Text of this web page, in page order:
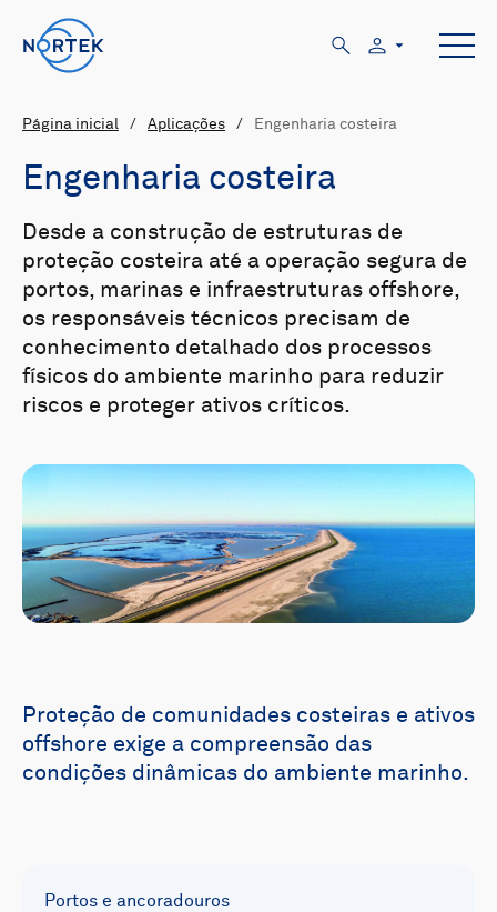
Página inicial / Aplicações / Engenharia costeira
Engenharia costeira
Desde a construção de estruturas de
proteção costeira até a operação segura de
portos, marinas e infraestruturas offshore,
os responsáveis técnicos precisam de
conhecimento detalhado dos processos
físicos do ambiente marinho para reduzir
riscos e proteger ativos críticos.
Proteção de comunidades costeiras e ativos
offshore exige a compreensão das
condições dinâmicas do ambiente marinho.
Portos e ancoradouros